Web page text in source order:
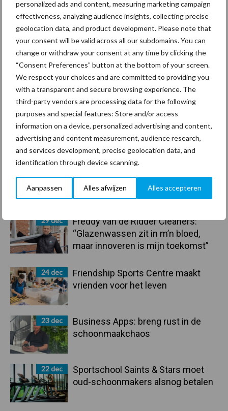
personalized ads and content, measuring marketing campaign
effectiveness, analyzing audience insights, collecting precise
geolocation data, and product development. Please note that
your consent will be valid across all our subdomains. You can
change or withdraw your consent at any time by clicking the
“Consent Preferences” button at the bottom of your screen.
We respect your choices and are committed to providing you
with a transparent and secure browsing experience. The
third-party vendors are processing data for the following
purposes and special features: Store and/or access
information on a device, personalized advertising and content,
advertising and content measurement, audience research,
and services development, precise geolocation data, and
identification through device scanning.
Aanpassen Alles afwijzen Alles accepteren
Primaire
Sidebar
Recent nieuws Partner nieuws
Hervorming flexibele
arbeidscontracten kent mitsen en
maren
29 dec
Freddy van de Ridder Cleaners:
“Glazenwassen zit in m’n bloed,
maar innoveren is mijn toekomst”
24 dec
Friendship Sports Centre maakt
vrienden voor het leven
23 dec
Business Apps: breng rust in de
schoonmaakchaos
22 dec
Sportschool Saints & Stars moet
oud-schoonmakers alsnog betalen
Coronavirus UVC
Toon meer